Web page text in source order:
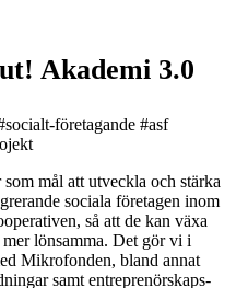
Akademi 3.0
företagande #asf
mål att utveckla och stärka
sociala företagen inom
så att de kan växa
lönsamma. Det gör vi i
Mikrofonden, bland annat
samt entreprenörskaps-